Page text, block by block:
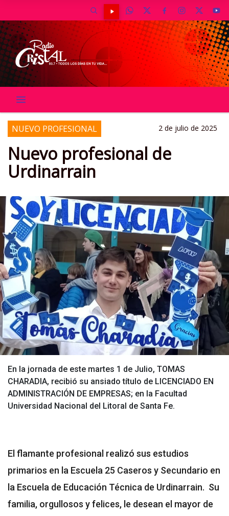
NUEVO PROFESIONAL 2 de julio de 2025
Nuevo profesional de
Urdinarrain
En la jornada de este martes 1 de Julio, TOMAS
CHARADIA, recibió su ansiado título de LICENCIADO EN
ADMINISTRACIÓN DE EMPRESAS; en la Facultad
Universidad Nacional del Litoral de Santa Fe.
El flamante profesional realizó sus estudios
primarios en la Escuela 25 Caseros y Secundario en
la Escuela de Educación Técnica de Urdinarrain. Su
familia, orgullosos y felices, le desean el mayor de